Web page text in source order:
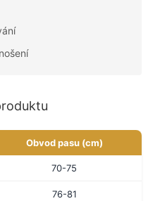
Obvod pasu (cm)
70-75
76-81